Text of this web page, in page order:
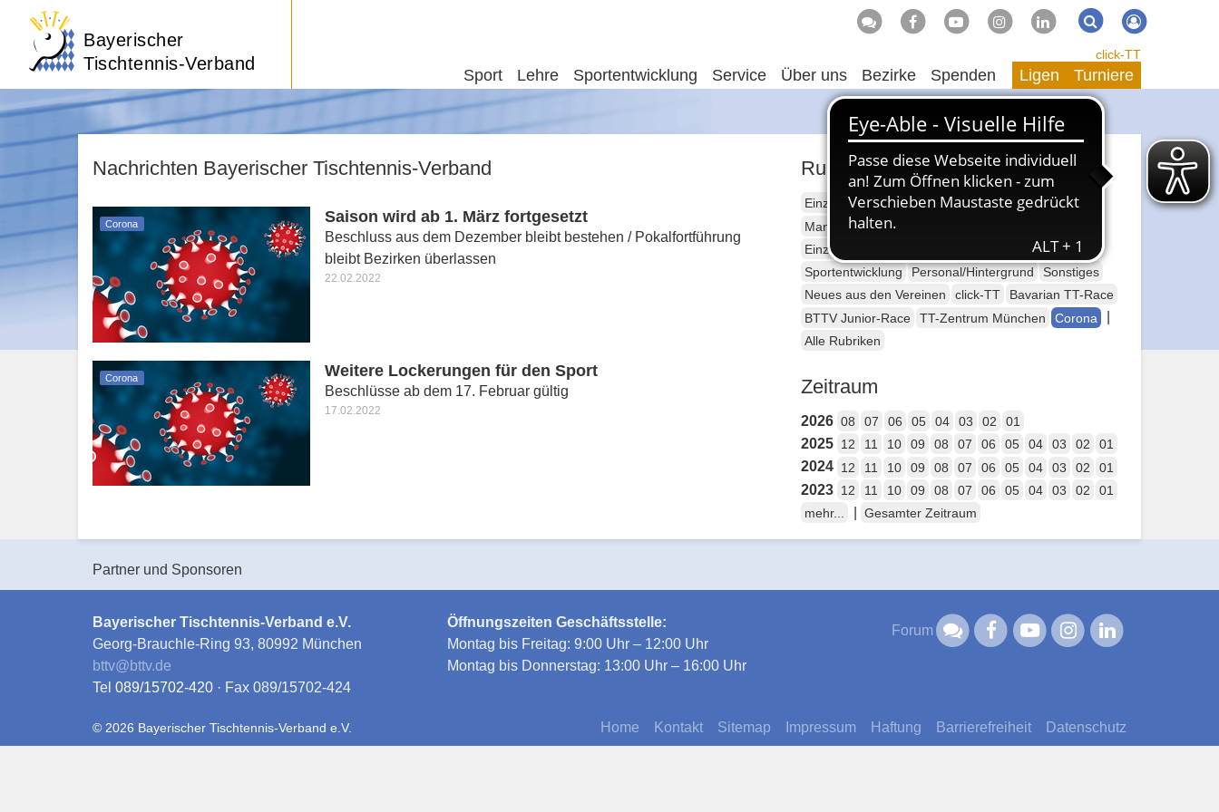
Bayerischer
Tischtennis-Verband
Suche Suchen
Sport Lehre Sportentwicklung Service Über uns Bezirke Spenden
click-TT
Ligen Turniere
Nachrichten Bayerischer Tischtennis-Verband
Corona Saison wird ab 1. März fortgesetzt
Beschluss aus dem Dezember bleibt bestehen / Pokalfortführung
bleibt Bezirken überlassen
22.02.2022
Corona Weitere Lockerungen für den Sport
Beschlüsse ab dem 17. Februar gültig
17.02.2022
Rubriken
Einzelsport Erwachsene
Mannschaftssport Erwachsene
Einzelsport Jugend
Mannschaftssport Jugend
Sportentwicklung
Personal/Hintergrund
Sonstiges
Neues aus den Vereinen
click-TT
Bavarian TT-Race
BTTV Junior-Race
TT-Zentrum München Corona
Alle Rubriken
Zeitraum
2026 08 07 06 05 04 03 02 01
2025 12 11 10 09 08 07 06 05 04 03 02 01
2024 12 11 10 09 08 07 06 05 04 03 02 01
2023 12 11 10 09 08 07 06 05 04 03 02
01
mehr...
Gesamter Zeitraum
Partner und Sponsoren
Bayerischer Tischtennis-Verband e.V.
Georg-Brauchle-Ring 93, 80992 München
bttv@bttv.de
Tel 089/15702-420 · Fax 089/15702-424
Öffnungszeiten Geschäftsstelle:
Montag bis Freitag: 9:00 Uhr – 12:00 Uhr
Montag bis Donnerstag: 13:00 Uhr – 16:00 Uhr
Forum
Home Kontakt Sitemap Impressum Haftung Barrierefreiheit Datenschutz
© 2026 Bayerischer Tischtennis-Verband e.V.